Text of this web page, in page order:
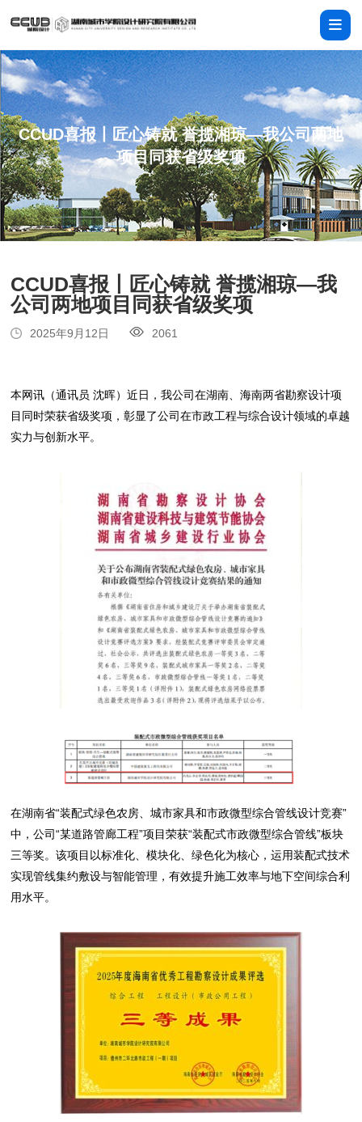
CCUD喜报丨匠心铸就 誉揽湘琼—我公司两地
项目同获省级奖项
CCUD喜报丨匠心铸就 誉揽湘琼—我
公司两地项目同获省级奖项
2025年9月12日 2061
本网讯（通讯员 沈晖）近日，我公司在湖南、海南两省勘察设计项
目同时荣获省级奖项，彰显了公司在市政工程与综合设计领域的卓越
实力与创新水平。
在湖南省“装配式绿色农房、城市家具和市政微型综合管线设计竞赛”
中，公司“某道路管廊工程”项目荣获“装配式市政微型综合管线”板块
三等奖。该项目以标准化、模块化、绿色化为核心，运用装配式技术
实现管线集约敷设与智能管理，有效提升施工效率与地下空间综合利
用水平。